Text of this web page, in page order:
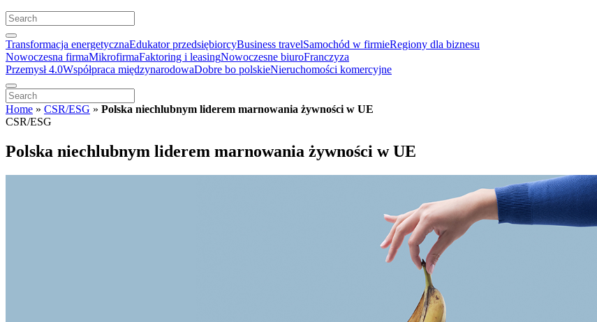
Transformacja energetycznaEdukator przedsiębiorcyBusiness travelSamochód w firmieRegiony dla biznesu
Nowoczesna firmaMikrofirmaFaktoring i leasingNowoczesne biuroFranczyza
Przemysł 4.0Współpraca międzynarodowaDobre bo polskieNieruchomości komercyjne
Home » CSR/ESG » Polska niechlubnym liderem marnowania żywności w UE
CSR/ESG
Polska niechlubnym liderem marnowania żywności w UE